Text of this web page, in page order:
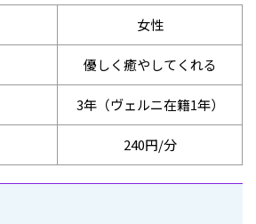
女性
優しく癒やしてくれる
3年（ヴェルニ在籍1年）
240円/分